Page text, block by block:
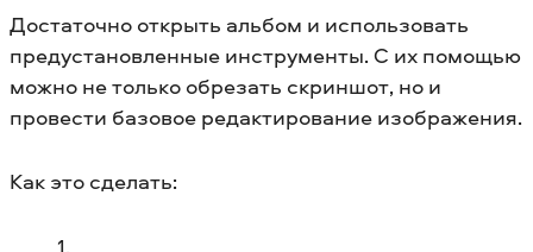
Достаточно открыть альбом и использовать
предустановленные инструменты. С их помощью
можно не только обрезать скриншот, но и
провести базовое редактирование изображения.
Как это сделать: